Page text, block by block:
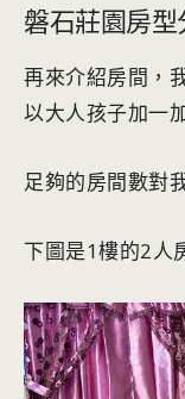
磐石莊園房型
再來介紹房間，
以大人孩子加一
足夠的房間數對
下圖是1樓的2人